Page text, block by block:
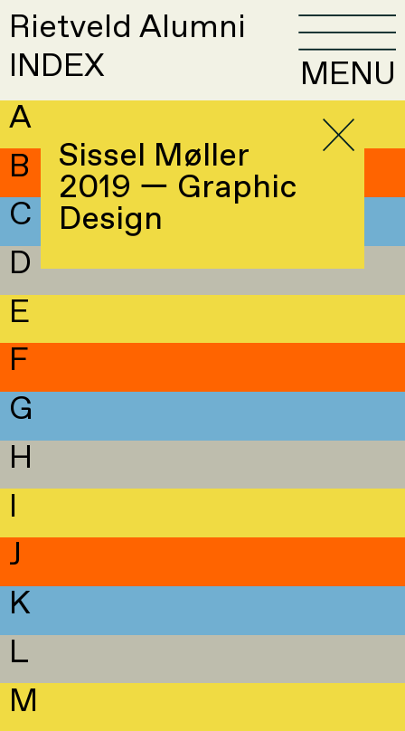
Rietveld Alumni
INDEX
MENU
A
B
C
D
E
F
G
H
I
J
K
L
M
Sissel Møller
2019 — Graphic
Design